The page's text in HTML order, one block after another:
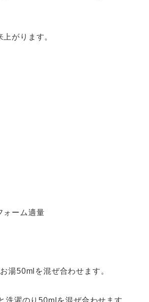
がります。
ォーム適量
50mlを混ぜ合わせます。